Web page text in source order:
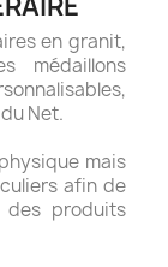
en granit,
médaillons
Net.
mais
afin de
produits